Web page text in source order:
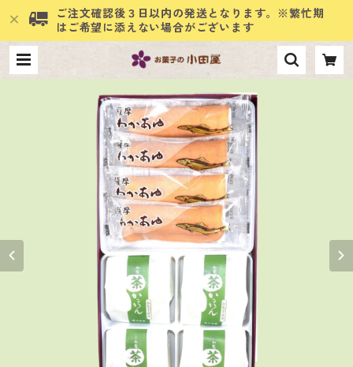
ご注文確認後３日以内の発送となります。※繁忙期
はご希望に添えない場合がございます